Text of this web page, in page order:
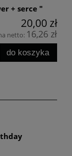
+ serce "
20,00 zł
netto: 16,26 zł
do koszyka